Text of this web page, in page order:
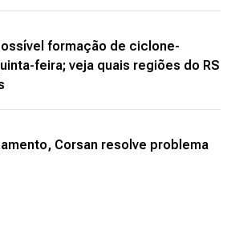
formação de ciclone-
feira; veja quais regiões do RS
Corsan resolve problema